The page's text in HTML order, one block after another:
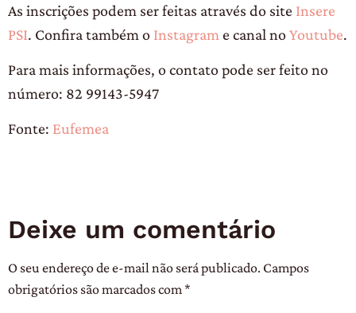
As inscrições podem ser feitas através do site Insere
PSI. Confira também o Instagram e canal no Youtube.
Para mais informações, o contato pode ser feito no
número: 82 99143-5947
Fonte: Eufemea
Deixe um comentário
O seu endereço de e-mail não será publicado. Campos
obrigatórios são marcados com *